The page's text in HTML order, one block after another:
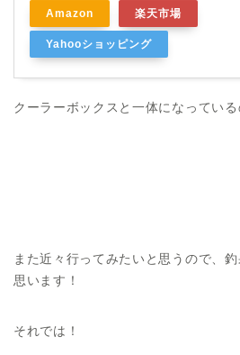
Amazon 楽天市場
Yahooショッピング
クーラーボックスと一体になっている
また近々行ってみたいと思うので、
思います！
それでは！